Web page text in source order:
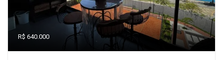
R$ 640.000